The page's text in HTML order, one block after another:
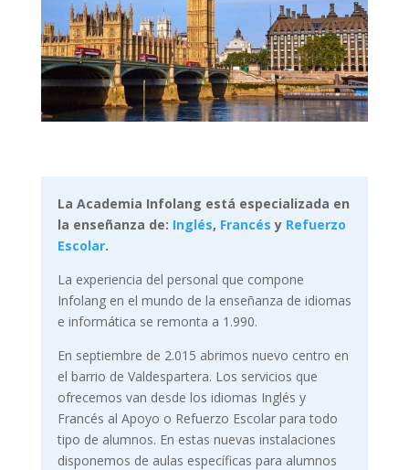
La Academia Infolang está especializada en
la enseñanza de: Inglés, Francés y Refuerzo
Escolar.
La experiencia del personal que compone
Infolang en el mundo de la enseñanza de idiomas
e informática se remonta a 1.990.
En septiembre de 2.015 abrimos nuevo centro en
el barrio de Valdespartera. Los servicios que
ofrecemos van desde los idiomas Inglés y
Francés al Apoyo o Refuerzo Escolar para todo
tipo de alumnos. En estas nuevas instalaciones
disponemos de aulas específicas para alumnos